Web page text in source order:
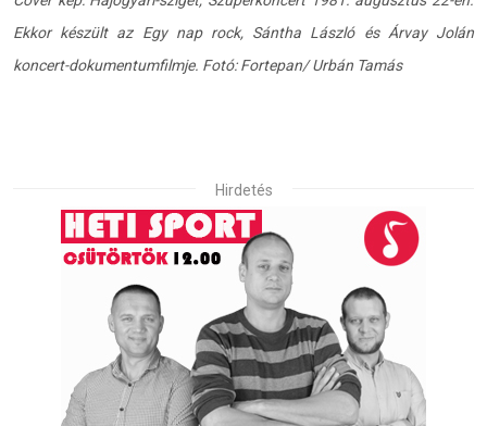
Ekkor készült az Egy nap rock, Sántha László és Árvay Jolán
koncert-dokumentumfilmje. Fotó: Fortepan/ Urbán Tamás
Hirdetés